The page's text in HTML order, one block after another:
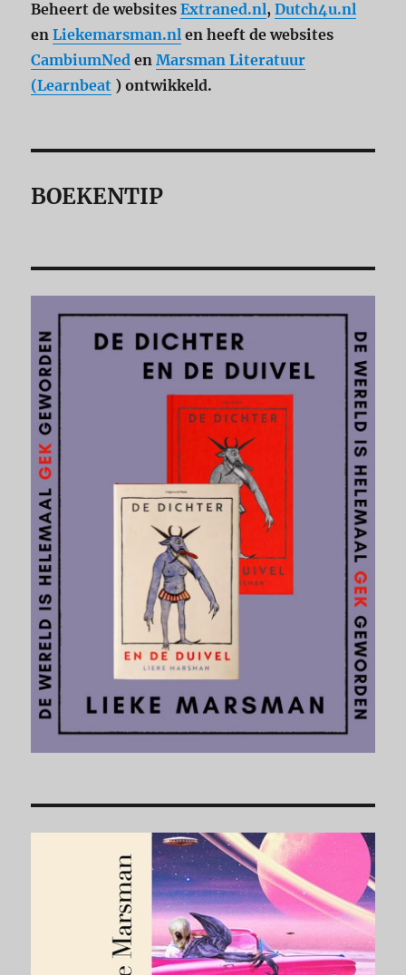
Beheert de websitesExtraned.nl,Dutch4u.nl
enLiekemarsman.nl en heeft de websites
CambiumNed enMarsman Literatuur
(Learnbeat ) ontwikkeld.
BOEKENTIP